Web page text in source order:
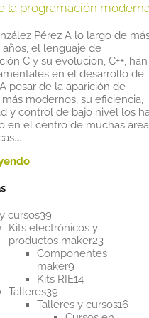
la programación
Pérez A lo largo de
el lenguaje de
C y su evolución, C++, han
en el desarrollo de
pesar de la aparición de
modernos, su eficiencia,
y control de bajo nivel los
en el centro de muchas
cursos3939
productos
Kits electrónicos y
productos maker2323
productos
Componentes
maker99
productos
Kits RIE1414
Talleres3939
productos
Talleres y cursos1616